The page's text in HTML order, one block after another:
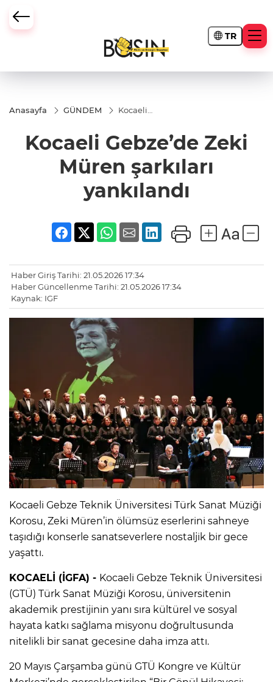
TR
Anasayfa GÜNDEM
Kocaeli
Müren
şarkıları
Kocaeli Gebze’de Zeki
Müren şarkıları
yankılandı
Haber Giriş Tarihi: 21.05.2026 17:34
Haber Güncellenme Tarihi: 21.05.2026 17:34
Kaynak: IGF
Kocaeli Gebze Teknik Üniversitesi Türk Sanat Müziği
Korosu, Zeki Müren’in ölümsüz eserlerini sahneye
taşıdığı konserle sanatseverlere nostaljik bir gece
yaşattı.
KOCAELİ (İGFA) - Kocaeli Gebze Teknik Üniversitesi
(GTÜ) Türk Sanat Müziği Korosu, üniversitenin
akademik prestijinin yanı sıra kültürel ve sosyal
hayata katkı sağlama misyonu doğrultusunda
nitelikli bir sanat gecesine daha imza attı.
20 Mayıs Çarşamba günü GTÜ Kongre ve Kültür